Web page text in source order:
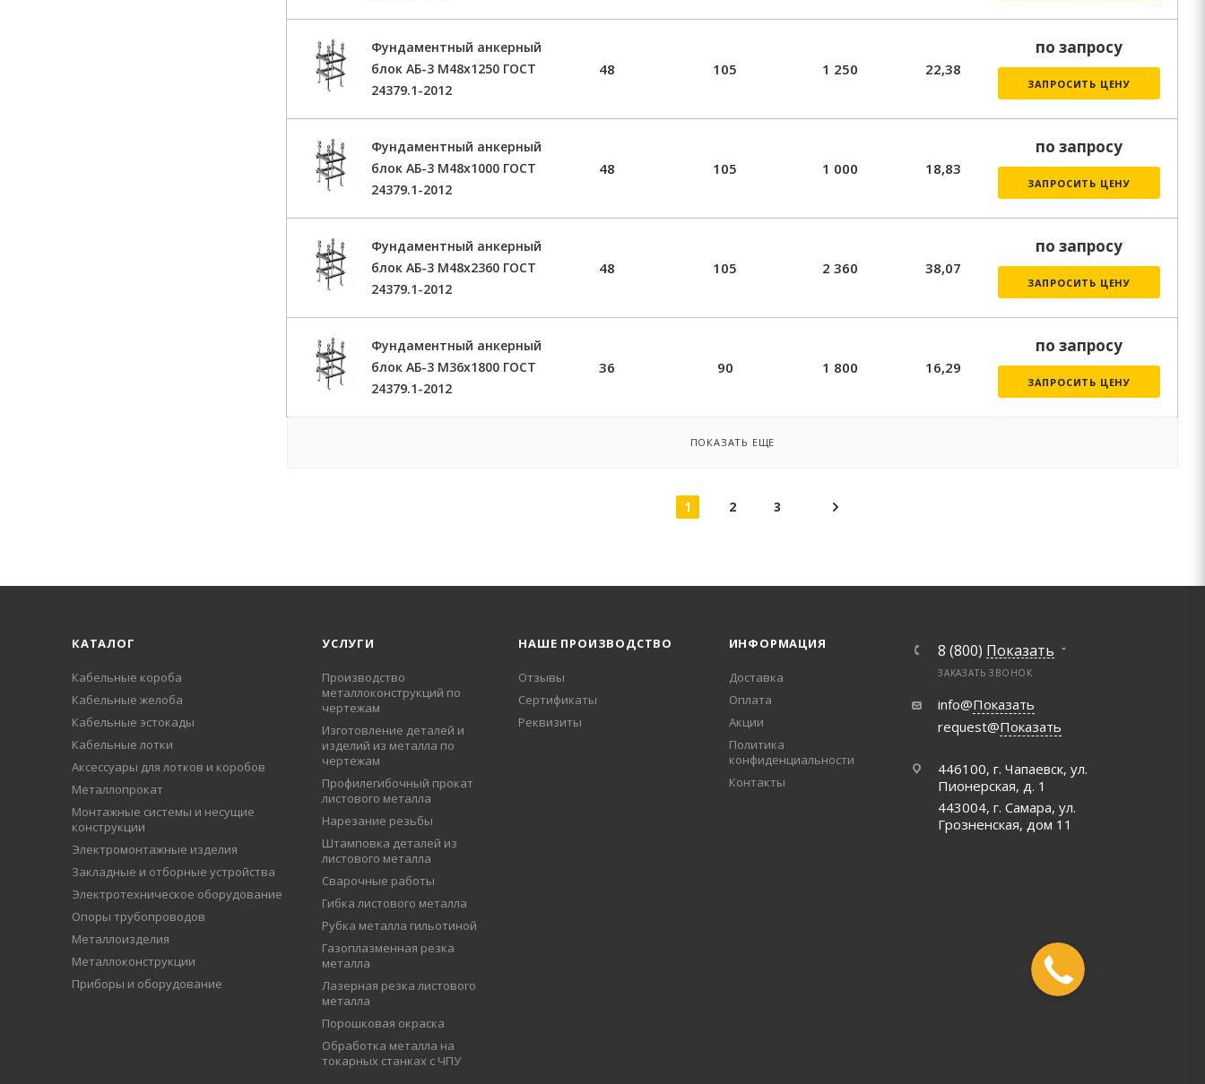
Фундаментный анкерный
блок АБ-3 М48х1250 ГОСТ
24379.1-2012
48 105 1 250 22,38
по запросу
ЗАПРОСИТЬ ЦЕНУ
Фундаментный анкерный
блок АБ-3 М48х1000 ГОСТ
24379.1-2012
48 105 1 000 18,83
по запросу
ЗАПРОСИТЬ ЦЕНУ
Фундаментный анкерный
блок АБ-3 М48х2360 ГОСТ
24379.1-2012
48 105 2 360 38,07
по запросу
ЗАПРОСИТЬ ЦЕНУ
Фундаментный анкерный
блок АБ-3 М36х1800 ГОСТ
24379.1-2012
36 90 1 800 16,29
по запросу
ЗАПРОСИТЬ ЦЕНУ
ПОКАЗАТЬ ЕЩЕ
1 2 3
КАТАЛОГ
Кабельные короба
Кабельные желоба
Кабельные эстокады
Кабельные лотки
Аксессуары для лотков и коробов
Металлопрокат
Монтажные системы и несущие
конструкции
Электромонтажные изделия
Закладные и отборные устройства
Электротехническое оборудование
Опоры трубопроводов
Металлоизделия
Металлоконструкции
Приборы и оборудование
УСЛУГИ
Производство
металлоконструкций по
чертежам
Изготовление деталей и
изделий из металла по
чертежам
Профилегибочный прокат
листового металла
Нарезание резьбы
Штамповка деталей из
листового металла
Сварочные работы
Гибка листового металла
Рубка металла гильотиной
Газоплазменная резка
металла
Лазерная резка листового
металла
Порошковая окраска
Обработка металла на
токарных станках с ЧПУ
НАШЕ ПРОИЗВОДСТВО
Отзывы
Сертификаты
Реквизиты
ИНФОРМАЦИЯ
Доставка
Оплата
Акции
Политика
конфиденциальности
Контакты
8 (800) Показать
ЗАКАЗАТЬ ЗВОНОК
info@Показать
request@Показать
446100, г. Чапаевск, ул.
Пионерская, д. 1
443004, г. Самара, ул.
Грозненская, дом 11